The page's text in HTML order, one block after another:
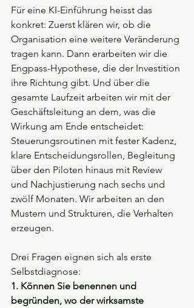
Für eine KI-Einführung heisst das
konkret: Zuerst klären wir, ob die
Organisation eine weitere Veränderung
tragen kann. Dann erarbeiten wir die
Engpass-Hypothese, die der Investition
ihre Richtung gibt. Und über die
gesamte Laufzeit arbeiten wir mit der
Geschäftsleitung an dem, was die
Wirkung am Ende entscheidet:
Steuerungsroutinen mit fester Kadenz,
klare Entscheidungsrollen, Begleitung
über den Piloten hinaus mit Review
und Nachjustierung nach sechs und
zwölf Monaten. Wir arbeiten an den
Mustern und Strukturen, die Verhalten
erzeugen.
Drei Fragen eignen sich als erste
Selbstdiagnose:
1. Können Sie benennen und
begründen, wo der wirksamste